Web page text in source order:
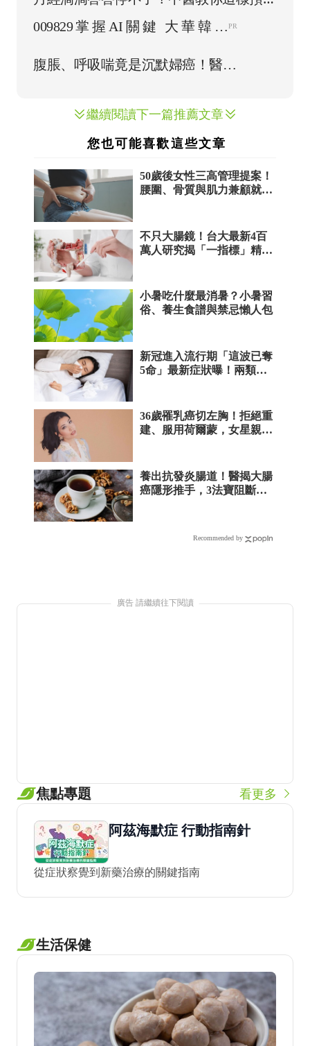
經血崩漏
繼續閱讀下一篇推薦文章
推薦文章
廣告 請繼續往下閱讀
焦點專題 看更多
阿茲海默症 行動指南針
從症狀察覺到新藥治療的關鍵指南
生活保健